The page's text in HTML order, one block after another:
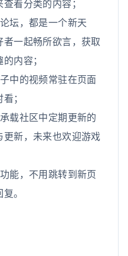
看分类的内容；
坛，都是一个新天
一起畅所欲言，获取
内容；
中的视频常驻在页面
；
载社区中定期更新的
新，未来也欢迎游戏
能，不用跳转到新页
。